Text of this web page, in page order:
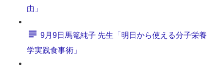
由」
9月9日馬篭純子 先生「明日から使える分子栄養
学実践食事術」